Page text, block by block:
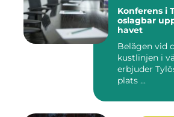
Konferens i
oslagbar
havet
Belägen vid
kustlinjen i
erbjuder
plats ...